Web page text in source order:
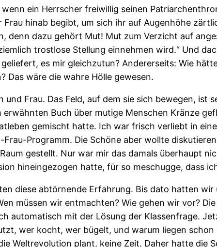
ein Herrscher freiwillig seinen
hinab begibt, um sich ihr auf Augenhöhe
denn dazu gehört Mut! Mut zum Verzicht auf
trostlose Stellung einnehmen wird.“ Und
es mir gleichzutun? Andererseits: Wie
Das wäre die wahre Hölle gewesen.
Frau. Das Feld, auf dem sie sich bewegen, ist
Buch über mutige Menschen Kränze
gemischt hatte. Ich war frisch verliebt in
Programm. Die Schöne aber wollte
gestellt. Nur war mir das damals überhaupt
hineingezogen hatte, für so meschugge, dass
diese abtörnende Erfahrung. Bis dato hatten
müssen wir entmachten? Wie gehen wir vor?
automatisch mit der Lösung der Klassenfrage.
wer kocht, wer bügelt, und warum liegen
Weltrevolution plant, keine Zeit. Daher hatte die